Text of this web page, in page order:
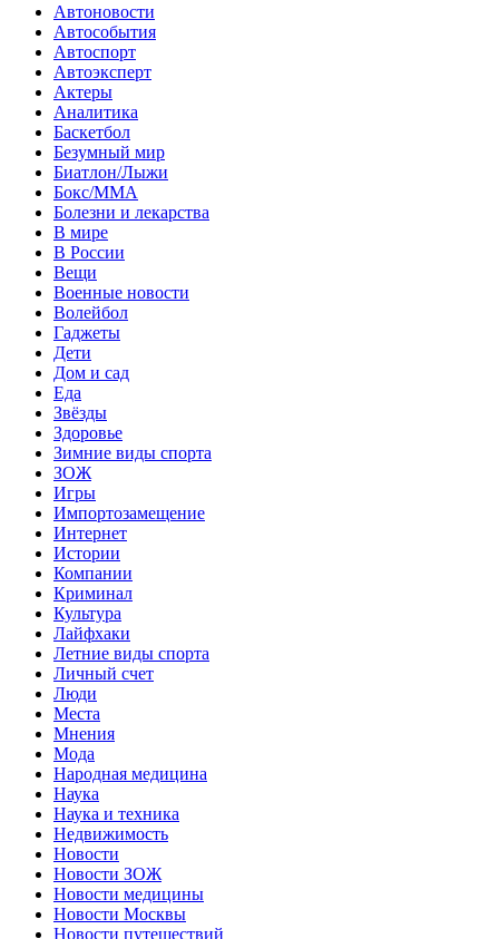
Автоновости
Автособытия
Автоспорт
Автоэксперт
Актеры
Аналитика
Баскетбол
Безумный мир
Биатлон/Лыжи
Бокс/MMA
Болезни и лекарства
В мире
В России
Вещи
Военные новости
Волейбол
Гаджеты
Дети
Дом и сад
Еда
Звёзды
Здоровье
Зимние виды спорта
ЗОЖ
Игры
Импортозамещение
Интернет
Истории
Компании
Криминал
Культура
Лайфхаки
Летние виды спорта
Личный счет
Люди
Места
Мнения
Мода
Народная медицина
Наука
Наука и техника
Недвижимость
Новости
Новости ЗОЖ
Новости медицины
Новости Москвы
Новости путешествий